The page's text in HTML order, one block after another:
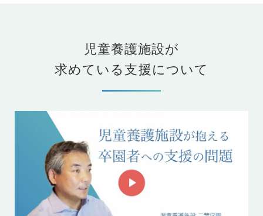
児童養護施設が
求めている支援について